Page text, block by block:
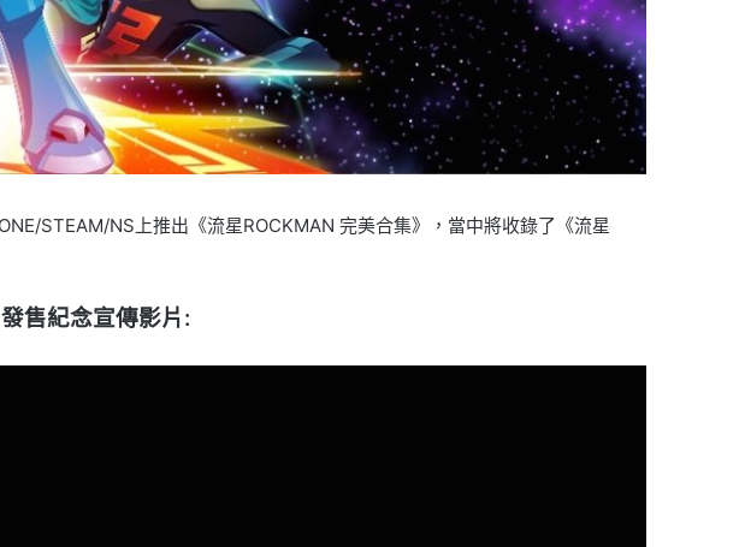
STEAM/NS上推出《流星ROCKMAN 完美合集》，當中將收錄了《流星
售紀念宣傳影片: